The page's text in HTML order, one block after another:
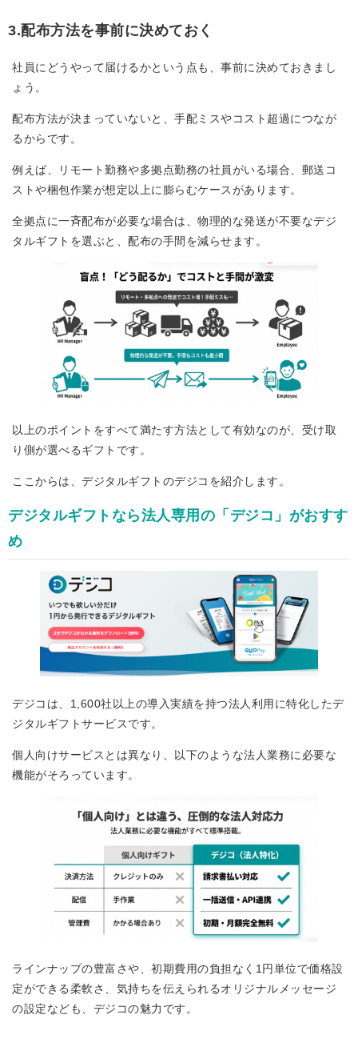
3.配布方法を事前に決めておく
社員にどうやって届けるかという点も、事前に決めておきまし
ょう。
配布方法が決まっていないと、手配ミスやコスト超過につなが
るからです。
例えば、リモート勤務や多拠点勤務の社員がいる場合、郵送コ
ストや梱包作業が想定以上に膨らむケースがあります。
全拠点に一斉配布が必要な場合は、物理的な発送が不要なデジ
タルギフトを選ぶと、配布の手間を減らせます。
以上のポイントをすべて満たす方法として有効なのが、受け取
り側が選べるギフトです。
ここからは、デジタルギフトのデジコを紹介します。
デジタルギフトなら法人専用の「デジコ」がおすす
め
デジコは、1,600社以上の導入実績を持つ法人利用に特化したデ
ジタルギフトサービスです。
個人向けサービスとは異なり、以下のような法人業務に必要な
機能がそろっています。
ラインナップの豊富さや、初期費用の負担なく1円単位で価格設
定ができる柔軟さ、気持ちを伝えられるオリジナルメッセージ
の設定なども、デジコの魅力です。